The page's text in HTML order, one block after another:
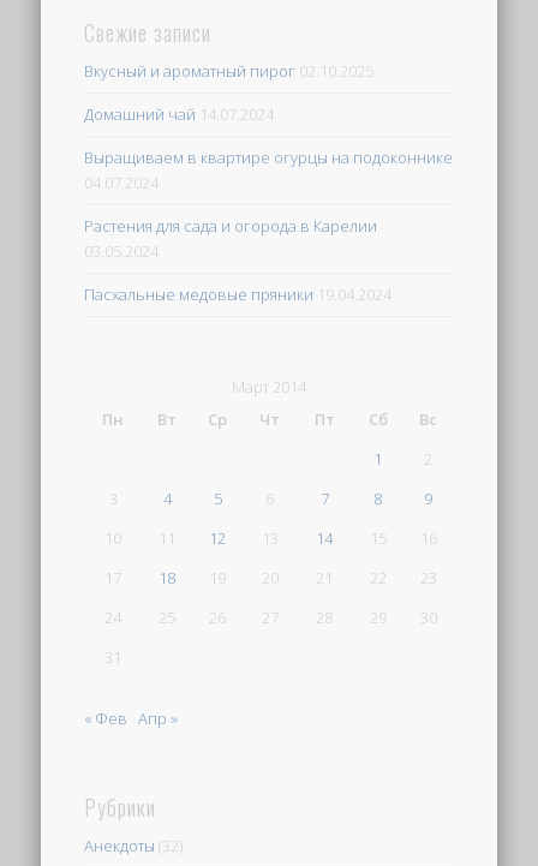
Свежие записи
Вкусный и ароматный пирог 02.10.2025
Домашний чай 14.07.2024
Выращиваем в квартире огурцы на подоконнике
04.07.2024
Растения для сада и огорода в Карелии
03.05.2024
Пасхальные медовые пряники 19.04.2024
Март 2014
Пн
Вт Ср Чт Пт Сб
Вс
1
2
3
4 5 6 7 8
9
10
11 12 13 14 15
16
17
18 19 20 21 22
23
24
25 26 27 28 29
30
31
« Фев Апр »
Рубрики
Анекдоты (32)